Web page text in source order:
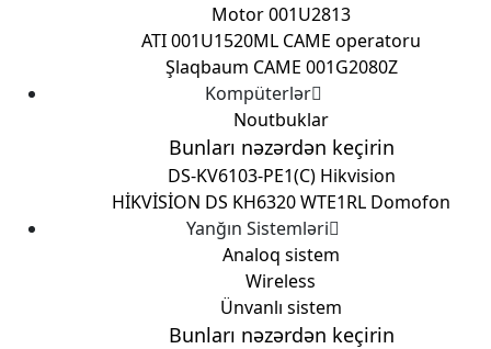
Motor 001U2813
ATI 001U1520ML CAME operatoru
Şlaqbaum CAME 001G2080Z
Kompüterlər
Noutbuklar
Bunları nəzərdən keçirin
DS-KV6103-PE1(C) Hikvision
HİKVİSİON DS KH6320 WTE1RL Domofon
Yanğın Sistemləri
Analoq sistem
Wireless
Ünvanlı sistem
Bunları nəzərdən keçirin